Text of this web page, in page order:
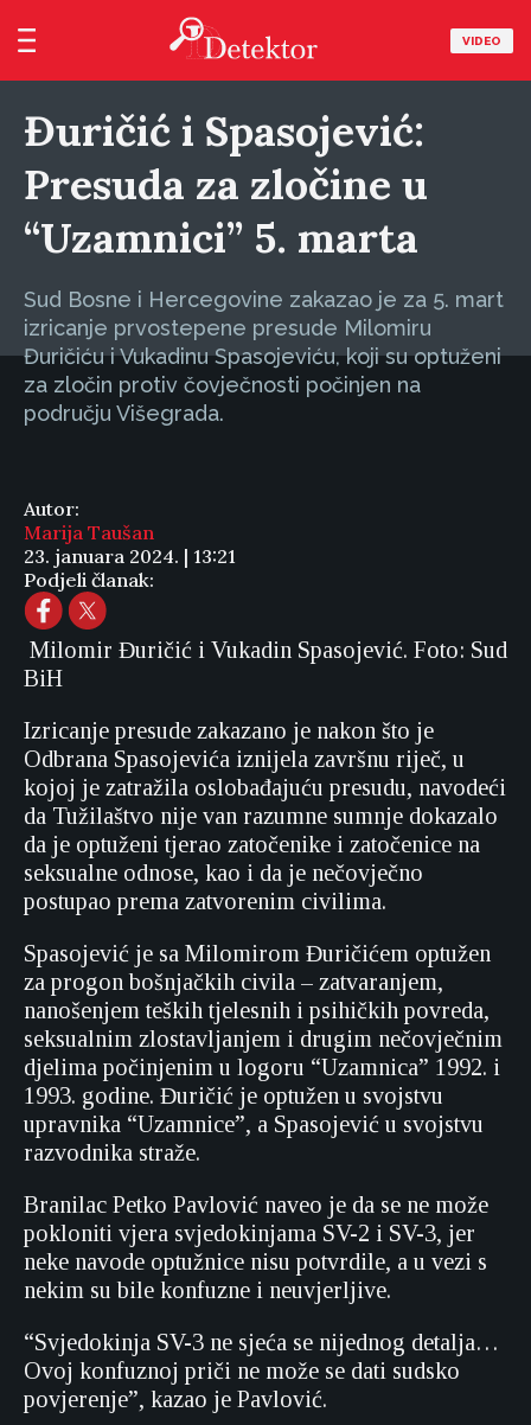
VIDEO
Đuričić i Spasojević:
Presuda za zločine u
“Uzamnici” 5. marta
Sud Bosne i Hercegovine zakazao je za 5. mart
izricanje prvostepene presude Milomiru
Đuričiću i Vukadinu Spasojeviću, koji su optuženi
za zločin protiv čovječnosti počinjen na
području Višegrada.
Autor:
Marija Taušan
23. januara 2024. | 13:21
Podjeli članak:
Milomir Đuričić i Vukadin Spasojević. Foto: Sud
BiH
Izricanje presude zakazano je nakon što je
Odbrana Spasojevića iznijela završnu riječ, u
kojoj je zatražila oslobađajuću presudu, navodeći
da Tužilaštvo nije van razumne sumnje dokazalo
da je optuženi tjerao zatočenike i zatočenice na
seksualne odnose, kao i da je nečovječno
postupao prema zatvorenim civilima.
Spasojević je sa Milomirom Đuričićem optužen
za progon bošnjačkih civila – zatvaranjem,
nanošenjem teških tjelesnih i psihičkih povreda,
seksualnim zlostavljanjem i drugim nečovječnim
djelima počinjenim u logoru “Uzamnica” 1992. i
1993. godine. Đuričić je optužen u svojstvu
upravnika “Uzamnice”, a Spasojević u svojstvu
razvodnika straže.
Branilac Petko Pavlović naveo je da se ne može
pokloniti vjera svjedokinjama SV-2 i SV-3, jer
neke navode optužnice nisu potvrdile, a u vezi s
nekim su bile konfuzne i neuvjerljive.
“Svjedokinja SV-3 ne sjeća se nijednog detalja…
Ovoj konfuznoj priči ne može se dati sudsko
povjerenje”, kazao je Pavlović.